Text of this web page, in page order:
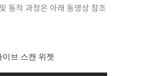
동작 과정은 아래 동영상 참조
브 스캔 위젯